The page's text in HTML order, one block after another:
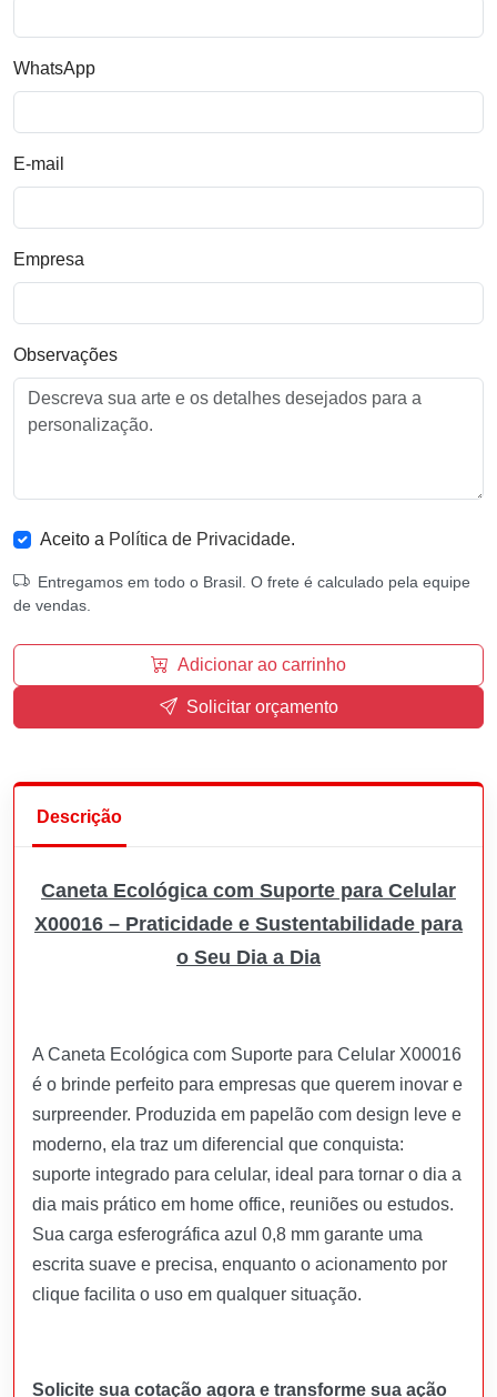
WhatsApp
E-mail
Empresa
Observações
Aceito a Política de Privacidade.
Entregamos em todo o Brasil. O frete é calculado pela equipe
de vendas.
Adicionar ao carrinho
Solicitar orçamento
Descrição
Caneta Ecológica com Suporte para Celular
X00016 – Praticidade e Sustentabilidade para
o Seu Dia a Dia
A Caneta Ecológica com Suporte para Celular X00016
é o brinde perfeito para empresas que querem inovar e
surpreender. Produzida em papelão com design leve e
moderno, ela traz um diferencial que conquista:
suporte integrado para celular, ideal para tornar o dia a
dia mais prático em home office, reuniões ou estudos.
Sua carga esferográfica azul 0,8 mm garante uma
escrita suave e precisa, enquanto o acionamento por
clique facilita o uso em qualquer situação.
Solicite sua cotação agora e transforme sua ação